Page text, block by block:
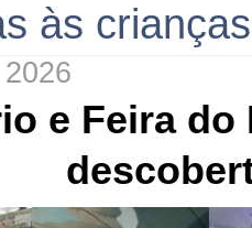
às crianças
e Feira